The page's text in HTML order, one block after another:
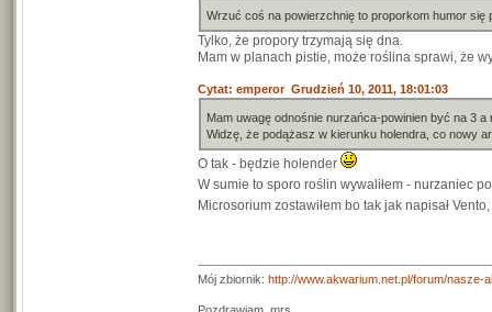
Wrzuć coś na powierzchnię to proporkom humor się
Tylko, że propory trzymają się dna.
Mam w planach pistie, może roślina sprawi, że
Cytat: emperor Grudzień 10, 2011, 18:01:03
Mam uwagę odnośnie nurzańca-powinien być na 3 a
Widzę, że podążasz w kierunku holendra, co nowy
O tak - będzie holender
W sumie to sporo roślin wywaliłem - nurzaniec
Microsorium zostawiłem bo tak jak napisał
Mój zbiornik: http://www.akwarium.net.pl/forum/